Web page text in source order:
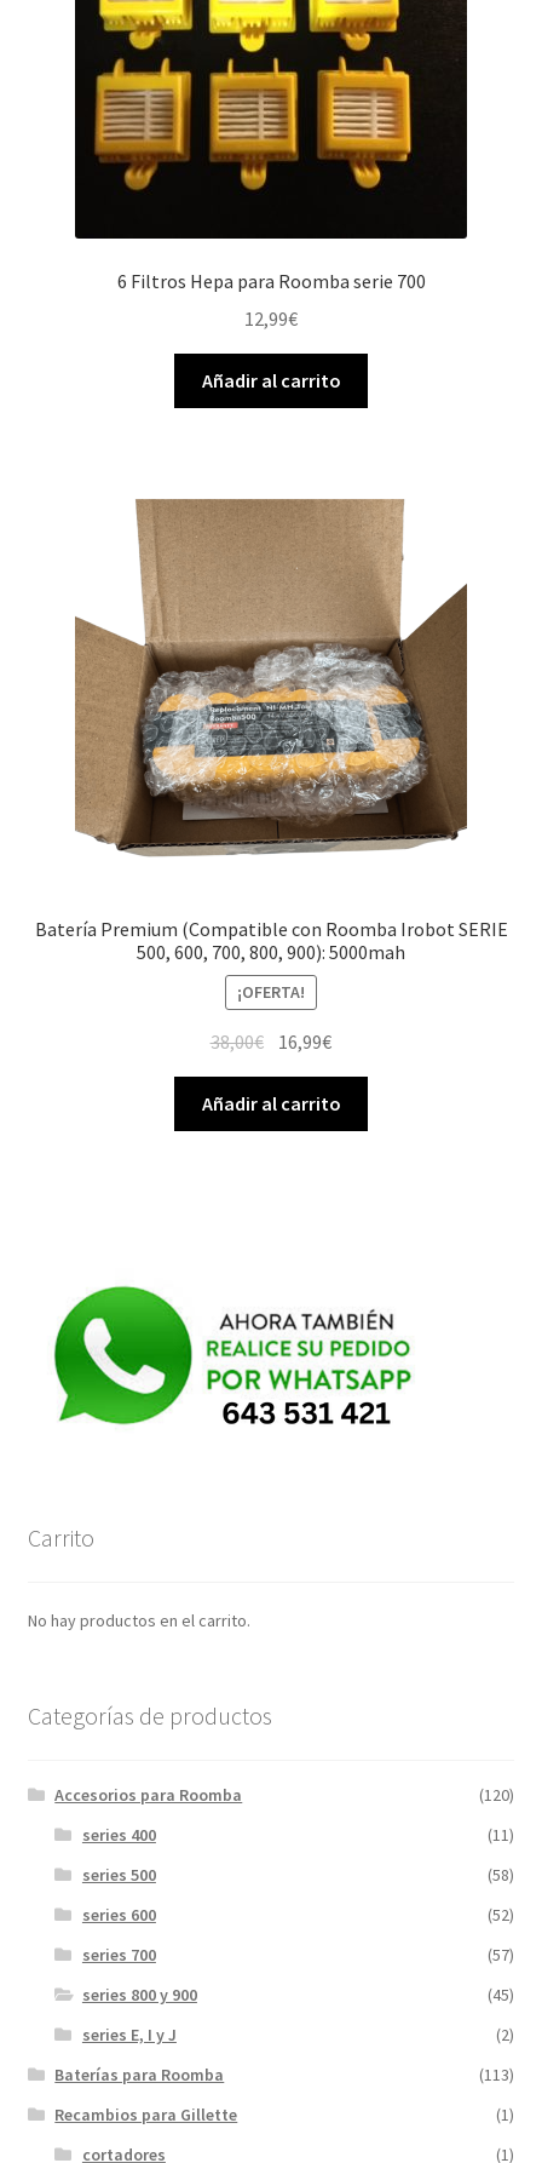
6 Filtros Hepa para Roomba serie 700
12,99€
Añadir al carrito
Batería Premium (Compatible con Roomba Irobot SERIE
500, 600, 700, 800, 900): 5000mah
¡OFERTA!
38,00€ El
precio
original
era:
16,99€El
precio
actual
es:
Añadir al carrito
Carrito
No hay productos en el carrito.
Categorías de productos
Accesorios para Roomba
(120)
series 400
(11)
series 500
(58)
series 600
(52)
series 700
(57)
series 800 y 900
(45)
series E, I y J
(2)
Baterías para Roomba
(113)
Recambios para Gillette
(1)
cortadores
(1)